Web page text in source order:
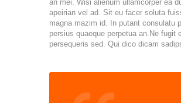
an mei. Wisi alienum ullamcorper ea
apeirian vel ad. Sit eu facer soluta
magna mazim id. In putant consulatu
persius quaeque perpetua an.Ne fugit
persequeris sed. Qui dico dicam